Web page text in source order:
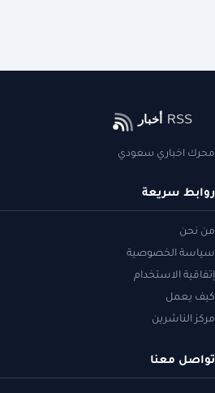
محرك اخباري سعودي
روابط سريعة
من نحن
سياسة الخصوصية
إتفاقية الاستخدام
كيف يعمل
مركز الناشرين
تواصل معنا